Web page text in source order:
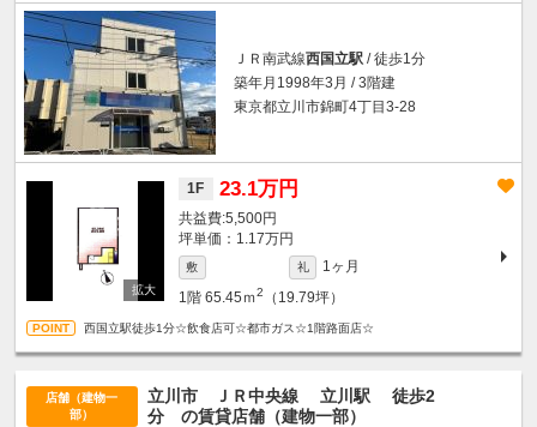
ＪＲ南武線西国立駅 / 徒歩1分
築年月1998年3月 / 3階建
東京都立川市錦町4丁目3-28
1F 23.1万円
5,500円
坪単価：1.17万円
敷 礼
1ヶ月
1階 65.45ｍ2 （19.79坪）
西国立駅徒歩1分☆飲食店可☆都市ガス☆1階路面店☆
店舗（建物一
部）
立川市 ＪＲ中央線 立川駅
徒歩2
分 の賃貸店舗（建物一部）